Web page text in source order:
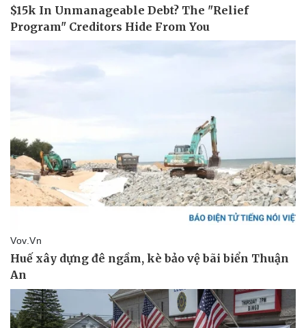
Thể thao
Bóng đá
Lịch thi đấu bóng đá
Thế giới thể thao
Ô tô
Xe máy
Tư vấn